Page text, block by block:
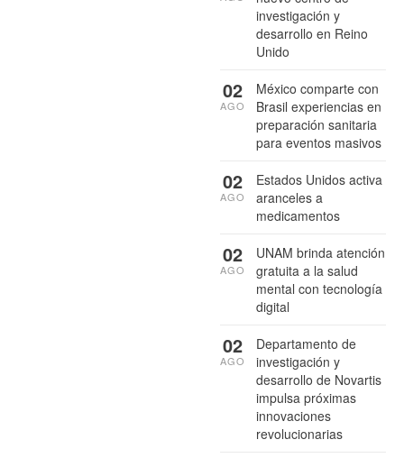
investigación y
desarrollo en Reino
Unido
México comparte con
Brasil experiencias en
preparación sanitaria
para eventos masivos
02
AGO
Estados Unidos activa
aranceles a
medicamentos
02
AGO
UNAM brinda atención
gratuita a la salud
mental con tecnología
digital
02
AGO
Departamento de
investigación y
desarrollo de Novartis
impulsa próximas
innovaciones
revolucionarias
02
AGO